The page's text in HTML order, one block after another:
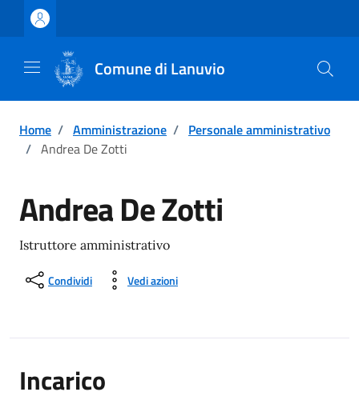
Vai ai contenuti
Vai al footer
Comune di Lanuvio
Home / Amministrazione / Personale amministrativo
/ Andrea De Zotti
Andrea De Zotti
Istruttore amministrativo
Condividi Vedi azioni
Incarico